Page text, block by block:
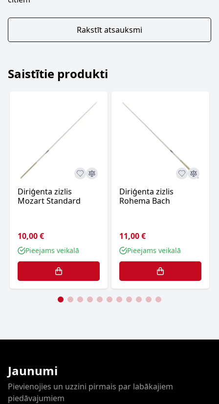
Rakstīt atsauksmi
Saistītie produkti
Diriģenta zizlis
Mozart Standard
10,00 €
Pieejams veikalā
Diriģenta zizlis
Rohema Bach
11,00 €
Pieejams veikalā
Jaunumi
Pievienojies un uzzini pirmais par labākajiem
piedāvajumiem